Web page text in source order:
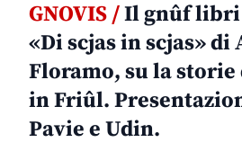
GNOVIS /Il gnûf libri
«Di scjas in scjas» di
Floramo, su la
in Friûl.
Pavie e Udin.